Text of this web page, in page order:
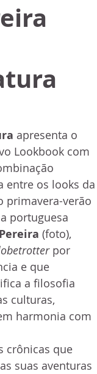
apresenta o
Lookbook com
entre os looks da
primavera-verão
portuguesa
(foto),
por
e que
a filosofia
culturas,
harmonia com
crônicas que
suas aventuras